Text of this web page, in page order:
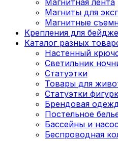
Магниты для
Магнитные
Крепления для
Каталог разных
Настенный
Светильник
Статуэтки
Товары для
Статуэтки
Брендовая
Постельное
Бассейны и
Беспроводная